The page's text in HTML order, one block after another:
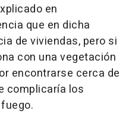
en
que en dicha
de viviendas, pero si
con una vegetación
encontrarse cerca de
complicaría los